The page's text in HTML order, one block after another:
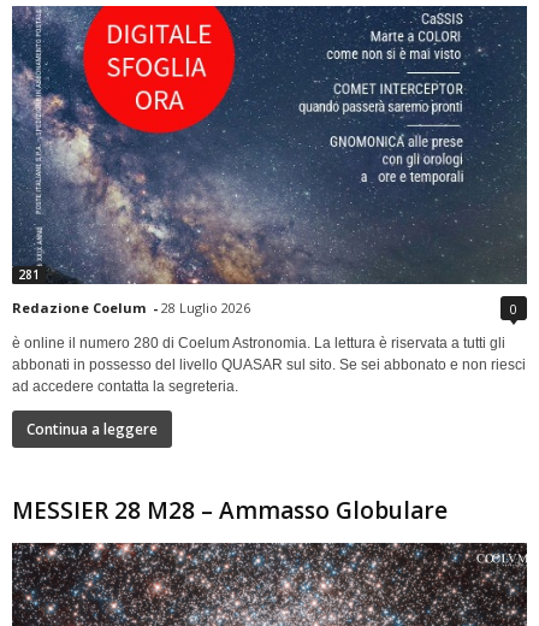
281
Redazione Coelum - 28 Luglio 2026 0
è online il numero 280 di Coelum Astronomia. La lettura è riservata a tutti gli
abbonati in possesso del livello QUASAR sul sito. Se sei abbonato e non riesci
ad accedere contatta la segreteria.
Continua a leggere
MESSIER 28 M28 – Ammasso Globulare